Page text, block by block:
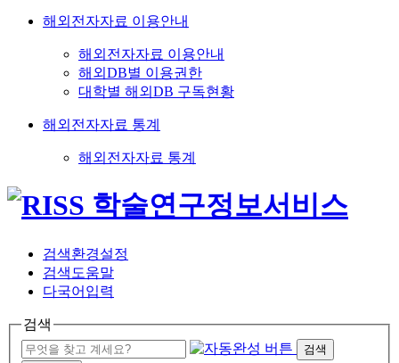
해외전자자료 이용안내
해외전자자료 이용안내
해외DB별 이용권한
대학별 해외DB 구독현황
해외전자자료 통계
해외전자자료 통계
검색환경설정
검색도움말
다국어입력
검색
검색